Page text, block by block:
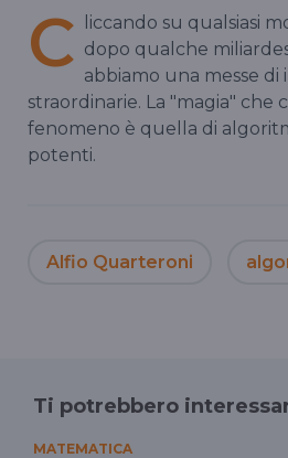
C
liccando su qualsiasi
dopo qualche
abbiamo una messe di
straordinarie. La "magia" che
fenomeno è quella di
potenti.
Alfio Quarteroni
Ti potrebbero
MATEMATICA